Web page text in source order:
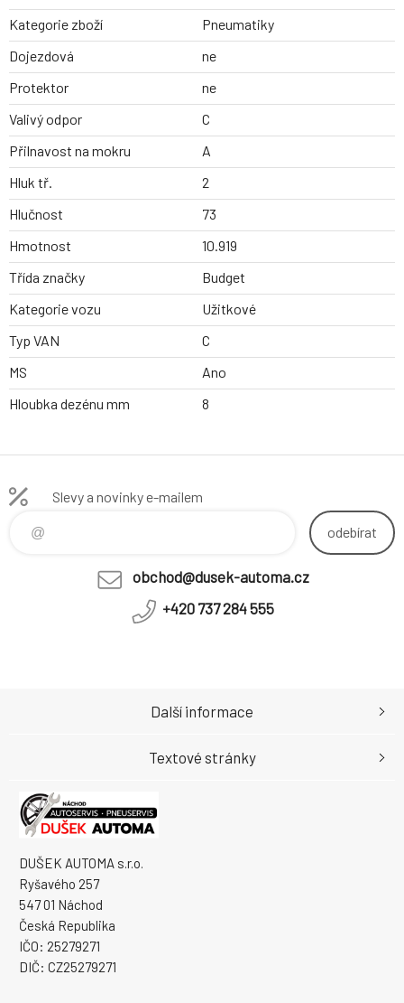
Kategorie zboží
Pneumatiky
Dojezdová
ne
Protektor
ne
Valivý odpor
C
Přilnavost na mokru
A
Hluk tř.
2
Hlučnost
73
Hmotnost
10.919
Třída značky
Budget
Kategorie vozu
Užitkové
Typ VAN
C
MS
Ano
Hloubka dezénu mm
8
Slevy a novinky e-mailem
odebírat
obchod@dusek-automa.cz
+420 737 284 555
DUŠEK AUTOMA s.r.o.
Ryšavého 257
547 01 Náchod
Česká Republika
IČO: 25279271
DIČ: CZ25279271
Další informace
Textové stránky